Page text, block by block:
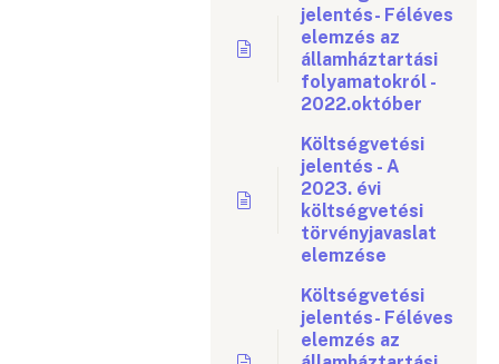
jelentés- Féléves
elemzés az
államháztartási
folyamatokról -
2022.október
Költségvetési
jelentés - A
2023. évi
költségvetési
törvényjavaslat
elemzése
Költségvetési
jelentés- Féléves
elemzés az